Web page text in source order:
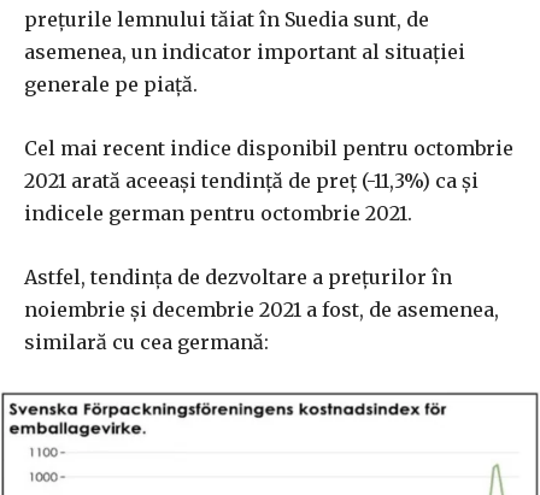
prețurile lemnului tăiat în Suedia sunt, de
asemenea, un indicator important al situației
generale pe piață.
Cel mai recent indice disponibil pentru octombrie
2021 arată aceeași tendință de preț (-11,3%) ca și
indicele german pentru octombrie 2021.
Astfel, tendința de dezvoltare a prețurilor în
noiembrie și decembrie 2021 a fost, de asemenea,
similară cu cea germană: